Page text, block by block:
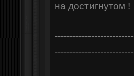
на достигнутом !